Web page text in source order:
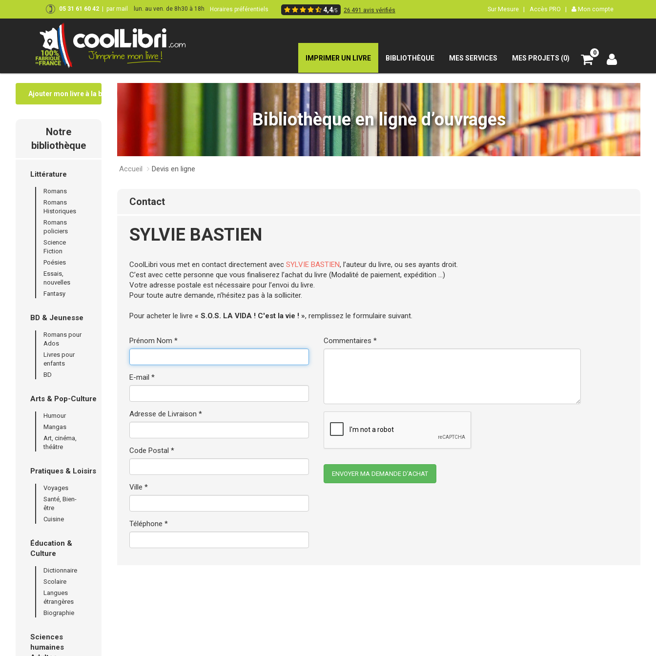
05 31 61 60 42 par mail lun. au ven. de 8h30 à 18h Horaires préférentiels 4,4/5 26 491 avis vérifiés Sur Mesure | Accès PRO | Mon compte
IMPRIMER UN LIVRE BIBLIOTHÈQUE MES SERVICES MES PROJETS (0)
0
Ajouter mon livre à la bibliothèque
Notre
bibliothèque
Littérature
Romans
Romans
Historiques
Romans
policiers
Science
Fiction
Poésies
Essais,
nouvelles
Fantasy
BD & Jeunesse
Romans pour
Ados
Livres pour
enfants
BD
Arts & Pop-Culture
Humour
Mangas
Art, cinéma,
théâtre
Pratiques & Loisirs
Voyages
Santé, Bien-
être
Cuisine
Éducation &
Culture
Dictionnaire
Scolaire
Langues
étrangères
Biographie
Sciences
humaines
Bibliothèque en ligne d’ouvrages
Accueil Devis en ligne
contact
SYLVIE BASTIEN
CoolLibri vous met en contact directement avec SYLVIE BASTIEN, l’auteur du livre, ou ses ayants droit.
C’est avec cette personne que vous finaliserez l’achat du livre (Modalité de paiement, expédition ...)
Votre adresse postale est nécessaire pour l’envoi du livre.
Pour toute autre demande, n’hésitez pas à la solliciter.
Pour acheter le livre « S.O.S. LA VIDA ! C'est la vie ! », remplissez le formulaire suivant.
Prénom Nom *
E-mail *
Adresse de Livraison *
Code Postal *
Ville *
Téléphone *
Commentaires *